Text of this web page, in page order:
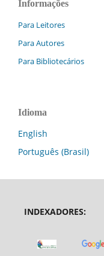
Informações
Para Leitores
Para Autores
Para Bibliotecários
Idioma
English
Português (Brasil)
INDEXADORES: